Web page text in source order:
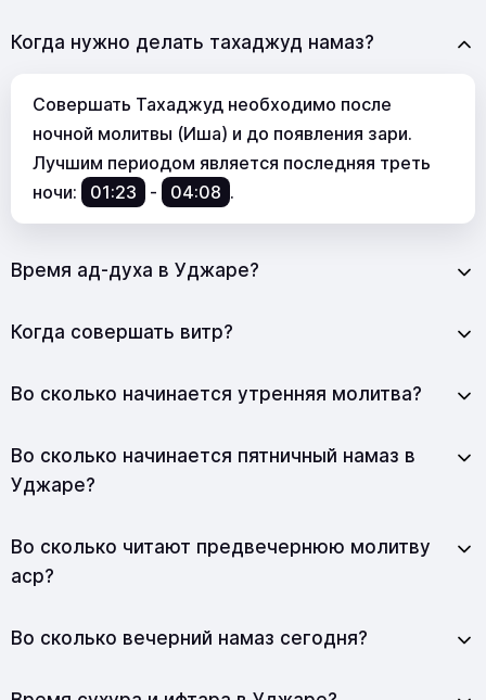
Когда нужно делать тахаджуд намаз?
Совершать Тахаджуд необходимо после
ночной молитвы (Иша) и до появления зари.
Лучшим периодом является последняя треть
ночи:
01:23 - 04:08 .
Время ад-духа в Уджаре?
Когда совершать витр?
Во сколько начинается утренняя молитва?
Во сколько начинается пятничный намаз в
Уджаре?
Во сколько читают предвечернюю молитву
аср?
Во сколько вечерний намаз сегодня?